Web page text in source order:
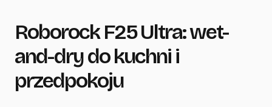
Roborock F25 Ultra: wet-
and-dry do kuchni i
przedpokoju